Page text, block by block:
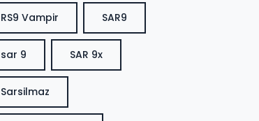
RS9 Vampir SAR9
sar 9 SAR 9x
Sarsilmaz